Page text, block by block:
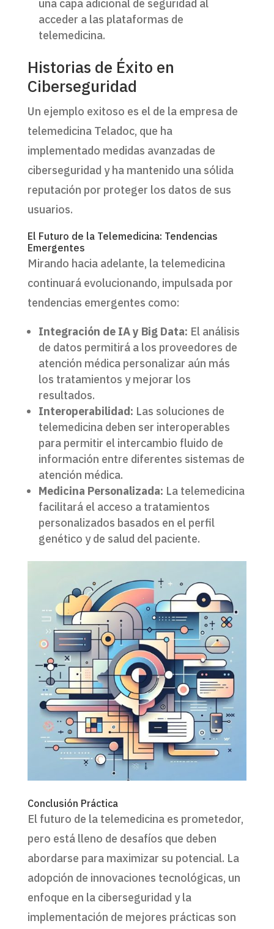
una capa adicional de seguridad al
acceder a las plataformas de
telemedicina.
Historias de Éxito en
Ciberseguridad
Un ejemplo exitoso es el de la empresa de
telemedicina Teladoc, que ha
implementado medidas avanzadas de
ciberseguridad y ha mantenido una sólida
reputación por proteger los datos de sus
usuarios.
El Futuro de la Telemedicina: Tendencias
Emergentes
Mirando hacia adelante, la telemedicina
continuará evolucionando, impulsada por
tendencias emergentes como:
Integración de IA y Big Data: El análisis
de datos permitirá a los proveedores de
atención médica personalizar aún más
los tratamientos y mejorar los
resultados.
Interoperabilidad: Las soluciones de
telemedicina deben ser interoperables
para permitir el intercambio fluido de
información entre diferentes sistemas de
atención médica.
Medicina Personalizada: La telemedicina
facilitará el acceso a tratamientos
personalizados basados en el perfil
genético y de salud del paciente.
Conclusión Práctica
El futuro de la telemedicina es prometedor,
pero está lleno de desafíos que deben
abordarse para maximizar su potencial. La
adopción de innovaciones tecnológicas, un
enfoque en la ciberseguridad y la
implementación de mejores prácticas son